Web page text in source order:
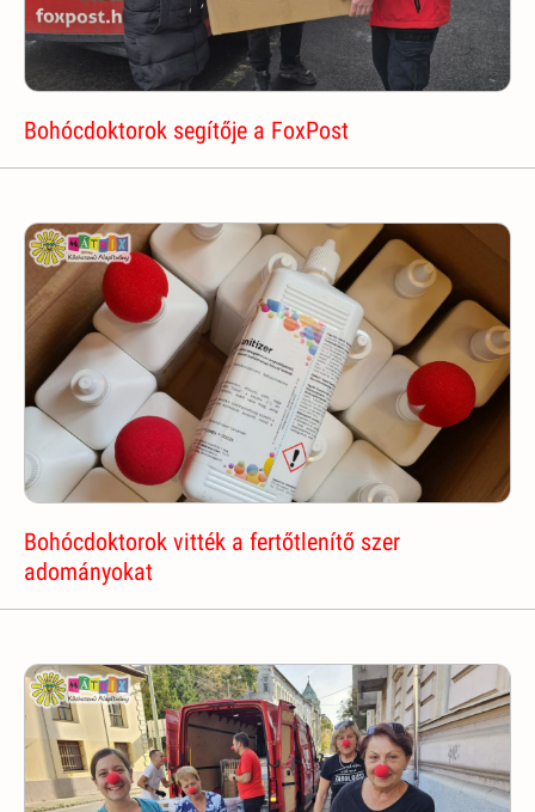
Bohócdoktorok segítője a FoxPost
Bohócdoktorok vitték a fertőtlenítő szer
adományokat